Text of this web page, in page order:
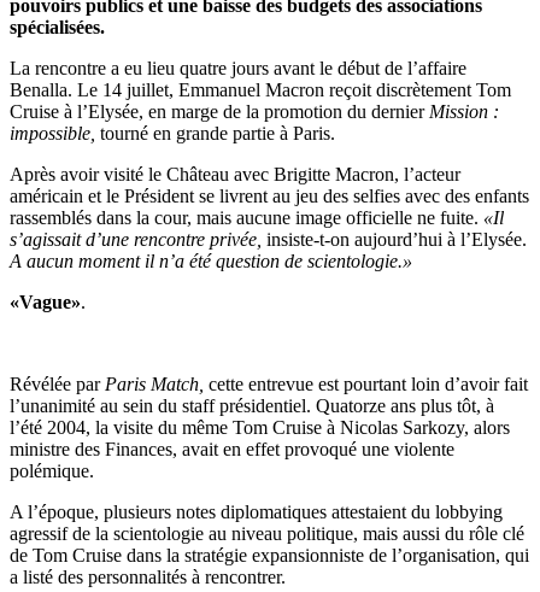
pouvoirs publics et une baisse des budgets des associations
spécialisées.
La rencontre a eu lieu quatre jours avant le début de l’affaire
Benalla. Le 14 juillet, Emmanuel Macron reçoit discrètement Tom
Cruise à l’Elysée, en marge de la promotion du dernier Mission :
impossible, tourné en grande partie à Paris.
Après avoir visité le Château avec Brigitte Macron, l’acteur
américain et le Président se livrent au jeu des selfies avec des enfants
rassemblés dans la cour, mais aucune image officielle ne fuite. «Il
s’agissait d’une rencontre privée, insiste-t-on aujourd’hui à l’Elysée.
A aucun moment il n’a été question de scientologie.»
«Vague».
Révélée par Paris Match, cette entrevue est pourtant loin d’avoir fait
l’unanimité au sein du staff présidentiel. Quatorze ans plus tôt, à
l’été 2004, la visite du même Tom Cruise à Nicolas Sarkozy, alors
ministre des Finances, avait en effet provoqué une violente
polémique.
A l’époque, plusieurs notes diplomatiques attestaient du lobbying
agressif de la scientologie au niveau politique, mais aussi du rôle clé
de Tom Cruise dans la stratégie expansionniste de l’organisation, qui
a listé des personnalités à rencontrer.